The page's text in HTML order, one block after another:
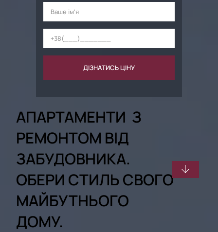
АПАРТАМЕНТИ З
РЕМОНТОМ ВІД
ЗАБУДОВНИКА.
ОБЕРИ СТИЛЬ СВОГО
МАЙБУТНЬОГО
ДОМУ.
ДІЗНАТИСЬ ЦІНУ